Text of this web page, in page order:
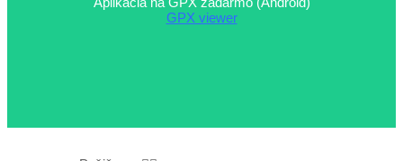
GPX viewer